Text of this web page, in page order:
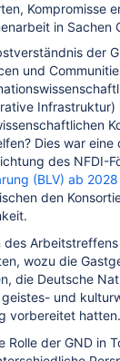
Kompromisse
in Sachen
der
und
Infrastruktur)
Dies war
des NFDI-
(BLV) ab 2028
den
des
wozu die
die Deutsche
und
vorbereitet hatten.
Rolle der GND in